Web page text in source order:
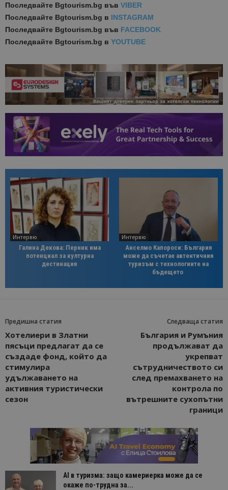
Последвайте Bgtourism.bg във VIBER
Последвайте Bgtourism.bg в INSTAGRAM
Последвайте Bgtourism.bg във FACEBOOK
Последвайте Bgtourism.bg в YOUTUBE
Интервю
Галина Декова: Перник има
потенциал за културна
дестинация
Интервю
Анселмо Капороси: България
може да съчетае автентичния
туризъм с технологиите на
бъдещето
Предишна статия
Хотелиери в Златни
пясъци предлагат да се
създаде фонд, който да
стимулира
удължаването на
активния туристически
сезон
Следваща статия
България и Румъния
продължават да
укрепват
сътрудничеството си
след премахването на
контрола по
вътрешните сухопътни
граници
AI в туризма: защо камериерка може да се
окаже по-трудна за...